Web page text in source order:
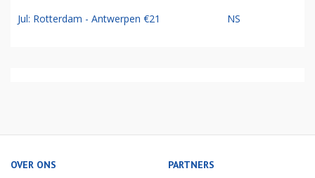
Jul: Rotterdam - Antwerpen €21 NS
OVER ONS PARTNERS